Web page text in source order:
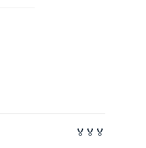
🏅🏅🏅